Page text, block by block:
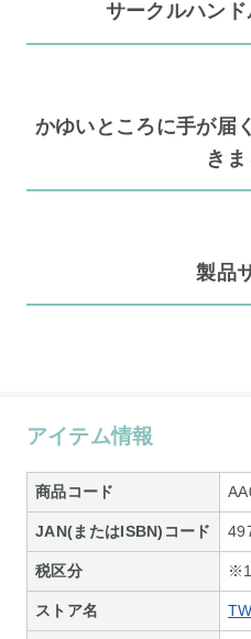
サークルハン
かゆいところに手が届
きま
製品
アイテム情報
商品コード
JAN(またはISBN)コード
税区分
ストア名